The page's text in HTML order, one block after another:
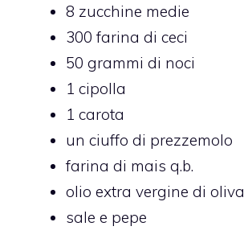
8 zucchine medie
300 farina di ceci
50 grammi di noci
1 cipolla
1 carota
un ciuffo di prezzemolo
farina di mais q.b.
olio extra vergine di oliva
sale e pepe